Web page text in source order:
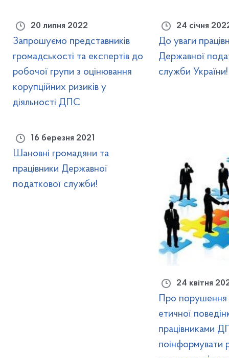
20 липня 2022
Запрошуємо представників
громадськості та експертів до
робочої групи з оцінювання
корупційних ризиків у
діяльності ДПС
24 січня
До уваги
Державної
служби України!
16 березня 2021
Шановні громадяни та
працівники Державної
податкової служби!
24 квітня
Про порушення
етичної
працівниками
поінформувати